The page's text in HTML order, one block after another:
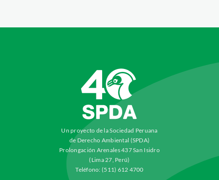
Un proyecto de la Sociedad Peruana
de Derecho Ambiental (SPDA)
Prolongación Arenales 437 San Isidro
(Lima 27, Perú)
Teléfono: (511) 612 4700